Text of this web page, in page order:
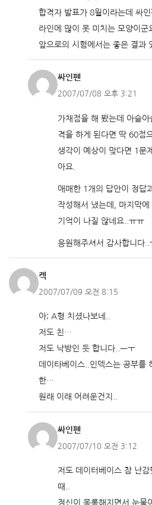
합격자 발표가 8월이라는데 싸
라인에 많이 못 미치는 모양이
앞으로의 시험에서는 좋은 결과
싸인펜
2007/07/08 오후 3:21
가채점을 해 봤는데 아슬
격을 하게 된다면 딱 60점
생각이 예상이 맞다면 1문
아요.
애매한 1개의 답안이 정답
작성해서 냈는데, 마지막
기억이 나질 않네요..ㅠㅠ
응원해주셔서 감사합니다..
켁
2007/07/09 오전 8:15
아; A형 치셨나보네..
저도 친…
저도 낙방인 듯 합니다..ㅡㅜ
데이타베이스..인덱스는 공부를
한…
원래 이래 어려운건지..
싸인펜
2007/07/10 오전 3:12
저도 데이터베이스 참 난
때..
정신이 몽롱해지면서 눈물